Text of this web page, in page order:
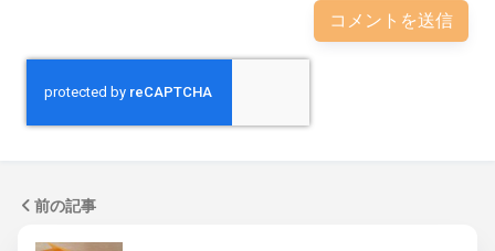
前の記事